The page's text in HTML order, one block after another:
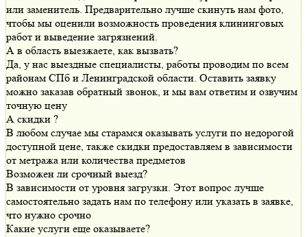
или заменитель. Предварительно лучше скинуть нам фото,
чтобы мы оценили возможность проведения клининговых
работ и выведение загрязнений.
А в область выезжаете, как вызвать?
Да, у нас выездные специалисты, работы проводим по всем
районам СПб и Ленинградской области. Оставить заявку
можно заказав обратный звонок, и мы вам ответим и озвучим
точную цену
А скидки ?
В любом случае мы старамся оказывать услуги по недорогой
доступной цене, также скидки предоставляем в зависимости
от метража или количества предметов
Возможен ли срочный выезд?
В зависимости от уровня загрузки. Этот вопрос лучше
самостоятельно задать нам по телефону или указать в заявке,
что нужно срочно
Какие услуги еще оказываете?